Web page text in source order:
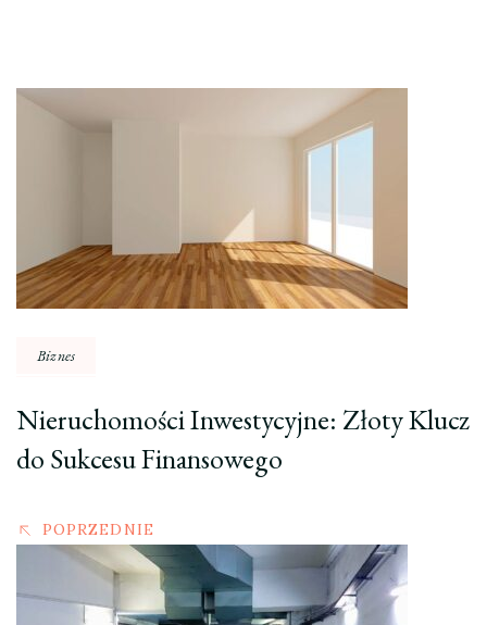
Nawigacja
Biznes
Nieruchomości Inwestycyjne: Złoty Klucz
do Sukcesu Finansowego
POPRZEDNIE